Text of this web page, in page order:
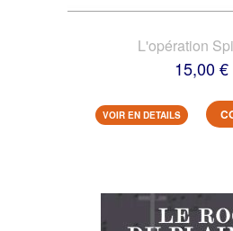
L'opération
15,00 €
VOIR EN DETAILS